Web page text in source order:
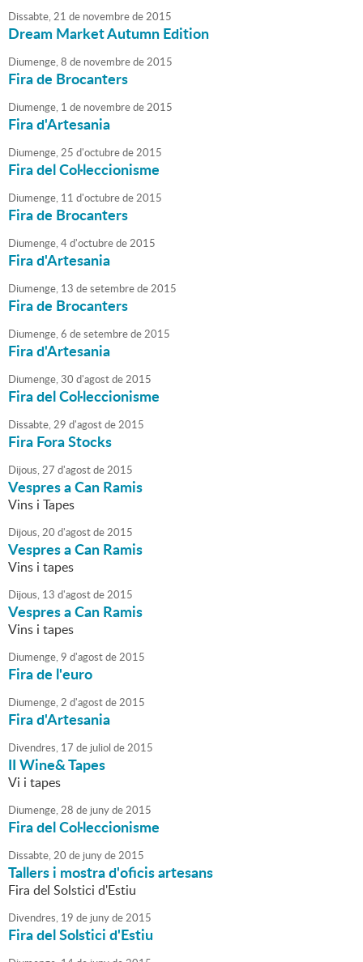
Dissabte,21 de novembrede2015
Dream Market Autumn Edition
Diumenge,8 de novembrede2015
Fira de Brocanters
Diumenge, 1 de novembrede2015
Fira d'Artesania
Diumenge,25 d'octubrede2015
Fira del Col·leccionisme
Diumenge, 11 d'octubrede2015
Fira de Brocanters
Diumenge,4d'octubrede2015
Fira d'Artesania
Diumenge, 13 desetembrede2015
Fira de Brocanters
Diumenge,6 desetembrede2015
Fira d'Artesania
Diumenge,30 d'agostde2015
Fira del Col·leccionisme
Dissabte,29 d'agostde2015
Fira Fora Stocks
Dijous,27 d'agostde2015
Vespres a Can Ramis
Vins i Tapes
Dijous,20 d'agostde2015
Vespres a Can Ramis
Vins i tapes
Dijous, 13 d'agostde2015
Vespres a Can Ramis
Vins i tapes
Diumenge,9 d'agostde2015
Fira de l'euro
Diumenge,2 d'agostde2015
Fira d'Artesania
Divendres, 17 de juliol de2015
II Wine& Tapes
Vi i tapes
Diumenge,28 de junyde2015
Fira del Col·leccionisme
Dissabte,20 de junyde2015
Tallers i mostra d'oficis artesans
Fira del Solstici d'Estiu
Divendres, 19 de junyde2015
Fira del Solstici d'Estiu